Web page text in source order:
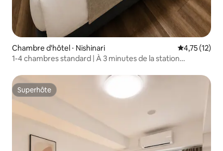
Chambre d'hôtel ⋅ Nishinari Évaluation
4,75 (12)
1-4 chambres standard | À 3 minutes de la station
minutes du métro Namba-Shinsaibashi | Appartement
entier, pratique pour la vie quotidienne | Pour 2 personnes
Superhôte
Superhôte